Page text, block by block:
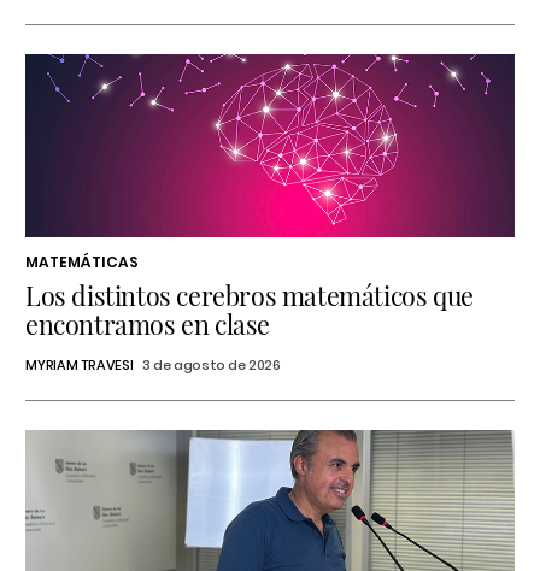
MATEMÁTICAS
Los distintos cerebros matemáticos que
encontramos en clase
MYRIAM TRAVESI 3 de agosto de 2026